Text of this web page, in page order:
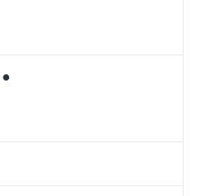
●